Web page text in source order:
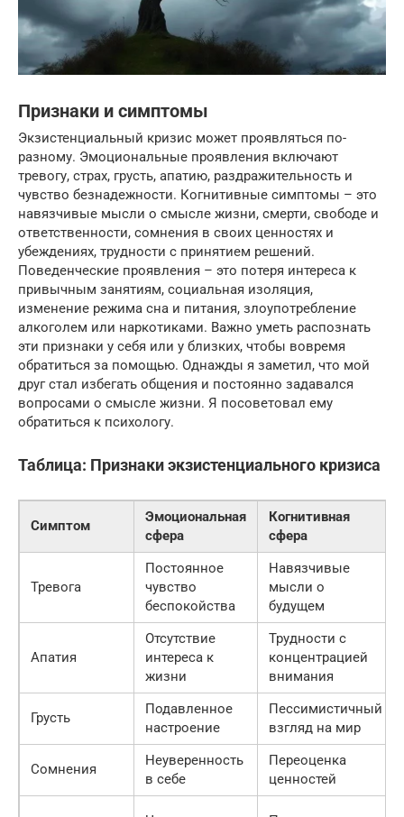
Признаки и симптомы
Экзистенциальный кризис может проявляться по-
разному. Эмоциональные проявления включают
тревогу, страх, грусть, апатию, раздражительность и
чувство безнадежности. Когнитивные симптомы – это
навязчивые мысли о смысле жизни, смерти, свободе и
ответственности, сомнения в своих ценностях и
убеждениях, трудности с принятием решений.
Поведенческие проявления – это потеря интереса к
привычным занятиям, социальная изоляция,
изменение режима сна и питания, злоупотребление
алкоголем или наркотиками. Важно уметь распознать
эти признаки у себя или у близких, чтобы вовремя
обратиться за помощью. Однажды я заметил, что мой
друг стал избегать общения и постоянно задавался
вопросами о смысле жизни. Я посоветовал ему
обратиться к психологу.
Таблица: Признаки экзистенциального кризиса
Симптом
Эмоциональная
сфера
Когнитивная
сфера
Тревога
Постоянное
чувство
беспокойства
Навязчивые
мысли о
будущем
Апатия
Отсутствие
интереса к
жизни
Трудности с
концентрацией
внимания
Грусть
Подавленное
настроение
Пессимистичный
взгляд на мир
Сомнения
Неуверенность
в себе
Переоценка
ценностей